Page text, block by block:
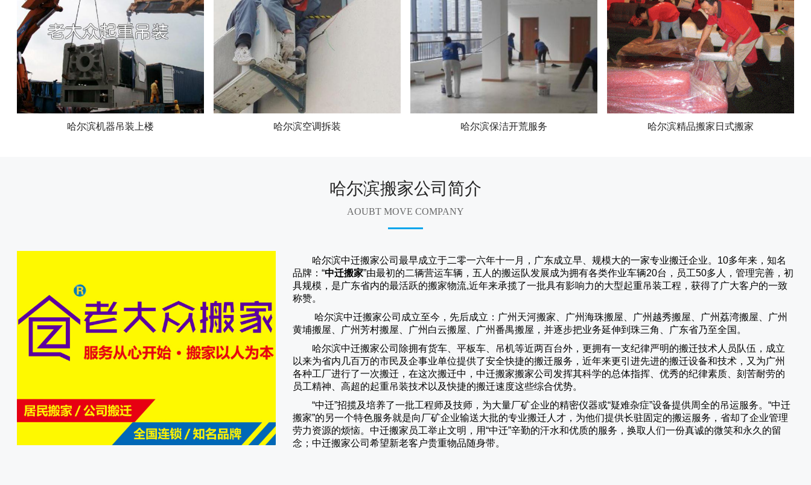
哈尔滨机器吊装上楼 哈尔滨空调拆装 哈尔滨保洁开荒服务 哈尔滨精品搬家日式搬家
哈尔滨搬家公司简介
AOUBT MOVE COMPANY
哈尔滨中迁搬家公司最早成立于二零一六年十一月，广东成立早、规模大的一家专业搬迁企业。10多年来，知名
品牌：“中迁搬家”由最初的二辆营运车辆，五人的搬运队发展成为拥有各类作业车辆20台，员工50多人，管理完善，初
具规模，是广东省内的最活跃的搬家物流,近年来承揽了一批具有影响力的大型起重吊装工程，获得了广大客户的一致
称赞。
哈尔滨中迁搬家公司成立至今，先后成立：广州天河搬家、广州海珠搬屋、广州越秀搬屋、广州荔湾搬屋、广州
黄埔搬屋、广州芳村搬屋、广州白云搬屋、广州番禺搬屋，并逐步把业务延伸到珠三角、广东省乃至全国。
哈尔滨中迁搬家公司除拥有货车、平板车、吊机等近两百台外，更拥有一支纪律严明的搬迁技术人员队伍，成立
以来为省内几百万的市民及企事业单位提供了安全快捷的搬迁服务，近年来更引进先进的搬迁设备和技术，又为广州
各种工厂进行了一次搬迁，在这次搬迁中，中迁搬家搬家公司发挥其科学的总体指挥、优秀的纪律素质、刻苦耐劳的
员工精神、高超的起重吊装技术以及快捷的搬迁速度这些综合优势。
“中迁”招揽及培养了一批工程师及技师，为大量厂矿企业的精密仪器或“疑难杂症”设备提供周全的吊运服务。“中迁
搬家”的另一个特色服务就是向厂矿企业输送大批的专业搬迁人才，为他们提供长驻固定的搬运服务，省却了企业管理
劳力资源的烦恼。中迁搬家员工举止文明，用“中迁”辛勤的汗水和优质的服务，换取人们一份真诚的微笑和永久的留
念；中迁搬家公司希望新老客户贵重物品随身带。